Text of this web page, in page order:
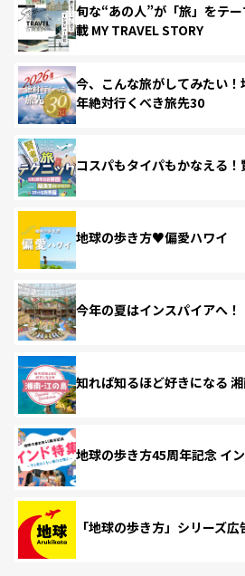
旬な“あの人”が「旅」をテ
載 MY TRAVEL STORY
今、こんな旅がしてみたい
年絶対行くべき旅先30
コスパもタイパもかなえる
地球の歩き方♥偏愛ハワイ
今年の夏はインスパイアへ！
知れば知るほど好きになる
地球の歩き方45周年記念 イ
「地球の歩き方」シリーズ